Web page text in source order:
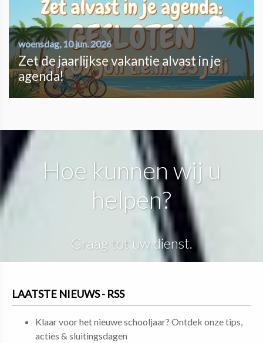
woensdag, 10 jun. 2026
Zet de jaarlijkse vakantie alvast in je
agenda!
Hoe kunnen wij u
helpen?
Graag tot uw dienst.
LAATSTE NIEUWS - RSS
Klaar voor het nieuwe schooljaar? Ontdek onze tips,
acties & sluitingsdagen